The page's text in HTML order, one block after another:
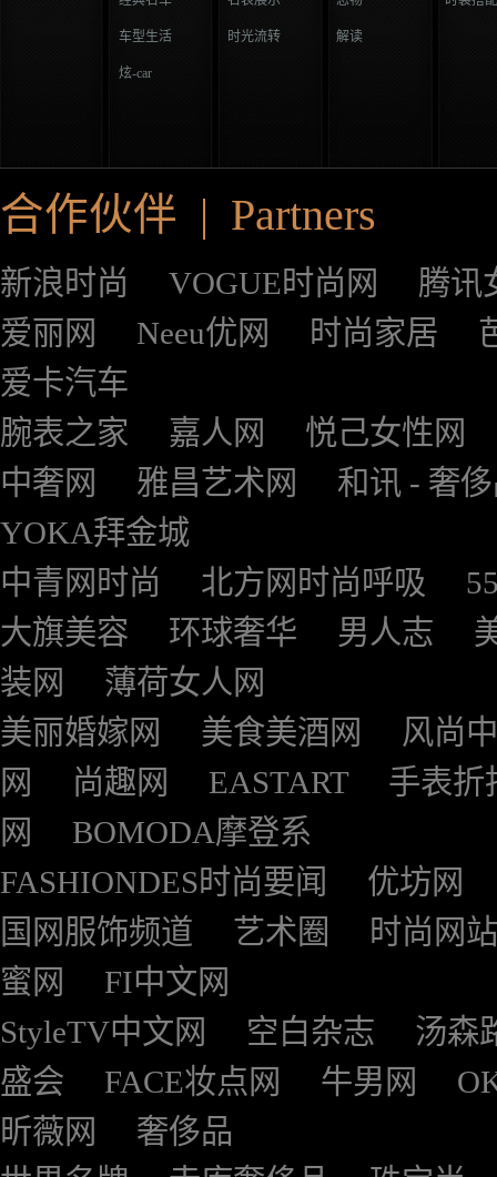
车型生活
炫-car
时光流转 解读
合作伙伴 | Partners
新浪时尚 VOGUE时尚网
腾讯
爱丽网
Neeu优网 时尚家居
爱卡汽车
腕表之家
嘉人网
悦己女性网
中奢网
雅昌艺术网
和讯 - 奢
YOKA拜金城
中青网时尚
北方网时尚呼吸
大旗美容
环球奢华 男人志
装网
薄荷女人网
美丽婚嫁网
美食美酒网
风尚
网
尚趣网 EASTART
手表折
网
BOMODA摩登系
FASHIONDES时尚要闻
优坊网
国网服饰频道
艺术圈
时尚网站
蜜网
FI中文网
StyleTV中文网
空白杂志
汤森
盛会
FACE妆点网 牛男网
昕薇网
奢侈品